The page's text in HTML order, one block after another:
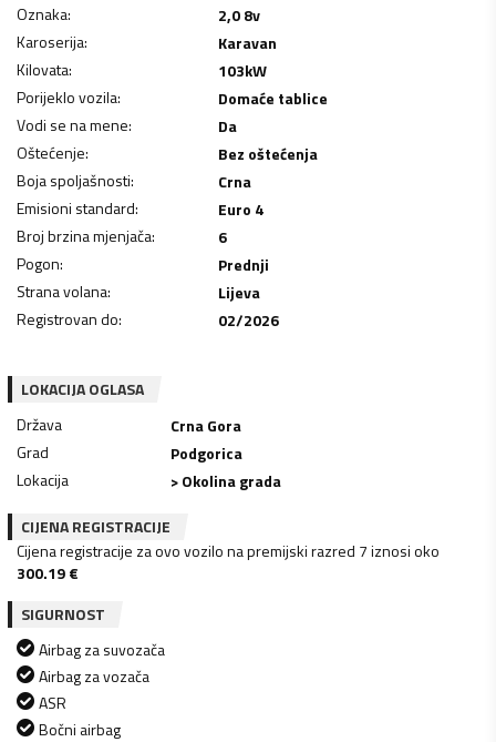
Oznaka:
2,0 8v
Karoserija:
Karavan
Kilovata: 103kW
Porijeklo vozila:
Domaće tablice
Vodi se na mene:
Da
Oštećenje:
Bez oštećenja
Boja spoljašnosti:
Crna
Emisioni standard:
Euro 4
Broj brzina mjenjača:
6
Pogon:
Prednji
Strana volana:
Lijeva
Registrovan do: 02/2026
LOKACIJA OGLASA
Država
Crna Gora
Grad
Podgorica
Lokacija
> Okolina grada
CIJENA REGISTRACIJE
Cijena registracije za ovo vozilo na premijski razred 7 iznosi oko
300.19€
SIGURNOST
Airbag za suvozača
Airbag za vozača
ASR
Bočni airbag